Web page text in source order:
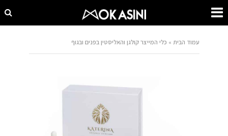
עמוד הבית » כלי המייצר קולגן והאליסטין בפנים ובגוף